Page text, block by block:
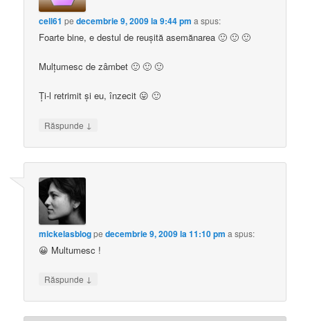
cell61 pedecembrie 9, 2009 la 9:44 pm a spus:
Foarte bine, e destul de reușită asemănarea 🙂 🙂 🙂
Mulțumesc de zâmbet 🙂 🙂 🙂
Ți-l retrimit și eu, înzecit 😛 🙂
Răspunde ↓
mickelasblogpedecembrie 9, 2009 la 11:10 pm a spus:
😀 Multumesc !
Răspunde ↓